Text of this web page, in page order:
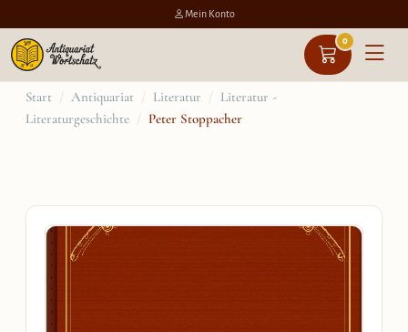
Mein Konto
0
Zum
Inhalt
Start / Antiquariat / Literatur / Literatur -
Literaturgeschichte / Peter Stoppacher